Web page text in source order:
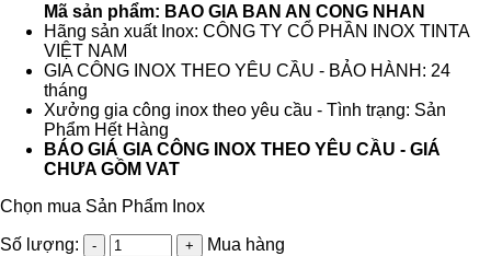
Mã sản phẩm: BAO GIA BAN AN CONG NHAN
Hãng sản xuất Inox: CÔNG TY CỔ PHẦN INOX TINTA
VIỆT NAM
GIA CÔNG INOX THEO YÊU CẦU - BẢO HÀNH: 24
tháng
Xưởng gia công inox theo yêu cầu - Tình trạng: Sản
Phẩm Hết Hàng
BÁO GIÁ GIA CÔNG INOX THEO YÊU CẦU - GIÁ
CHƯA GỒM VAT
Chọn mua Sản Phẩm Inox
Số lượng: Mua hàng